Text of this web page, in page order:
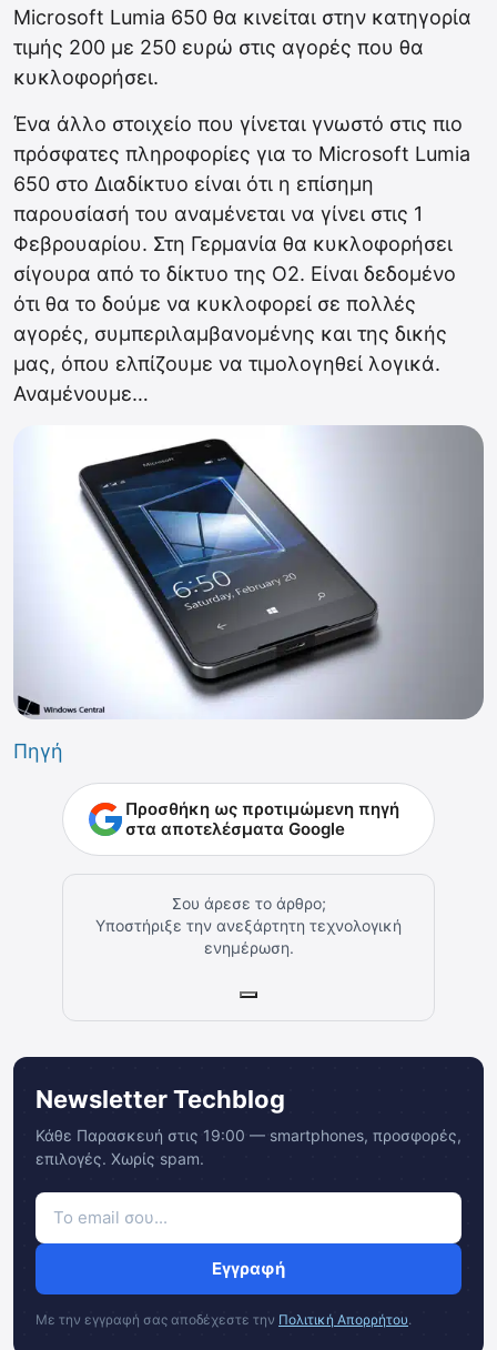
Microsoft Lumia 650 θα κινείται στην κατηγορία
τιμής 200 με 250 ευρώ στις αγορές που θα
κυκλοφορήσει.
Ένα άλλο στοιχείο που γίνεται γνωστό στις πιο
πρόσφατες πληροφορίες για το Microsoft Lumia
650 στο Διαδίκτυο είναι ότι η επίσημη
παρουσίασή του αναμένεται να γίνει στις 1
Φεβρουαρίου. Στη Γερμανία θα κυκλοφορήσει
σίγουρα από το δίκτυο της O2. Είναι δεδομένο
ότι θα το δούμε να κυκλοφορεί σε πολλές
αγορές, συμπεριλαμβανομένης και της δικής
μας, όπου ελπίζουμε να τιμολογηθεί λογικά.
Αναμένουμε…
Πηγή
Προσθήκη ως προτιμώμενη πηγή
στα αποτελέσματα Google
Σου άρεσε το άρθρο;
Υποστήριξε την ανεξάρτητη τεχνολογική
ενημέρωση.
Newsletter Techblog
Κάθε Παρασκευή στις 19:00 — smartphones, προσφορές,
επιλογές. Χωρίς spam.
Εγγραφή
Με την εγγραφή σας αποδέχεστε την Πολιτική Απορρήτου.